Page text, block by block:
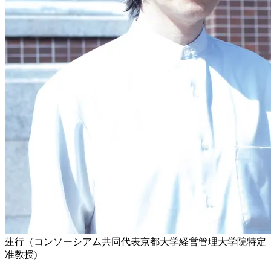
蓮行（コンソーシアム共同代表京都大学経営管理大学院特定
准教授)